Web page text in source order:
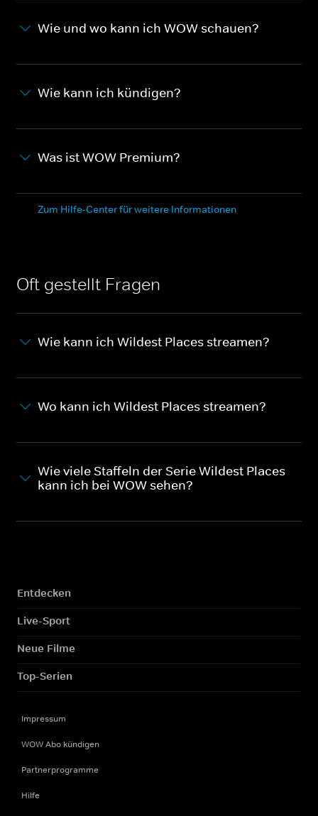
Wie und wo kann ich WOW schauen?
Wie kann ich kündigen?
Was ist WOW Premium?
Zum Hilfe-Center für weitere Informationen
Oft gestellt Fragen
Wie kann ich Wildest Places streamen?
Wo kann ich Wildest Places streamen?
Wie viele Staffeln der Serie Wildest Places
kann ich bei WOW sehen?
Entdecken
Live-Sport
Neue Filme
Top-Serien
Impressum
WOW Abo kündigen
Partnerprogramme
Hilfe